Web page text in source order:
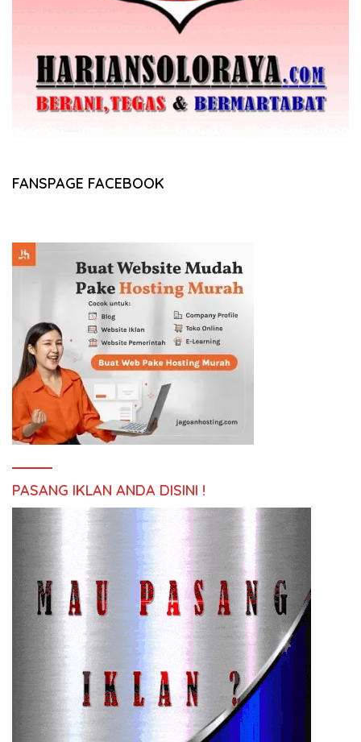
FANSPAGE FACEBOOK
PASANG IKLAN ANDA DISINI !